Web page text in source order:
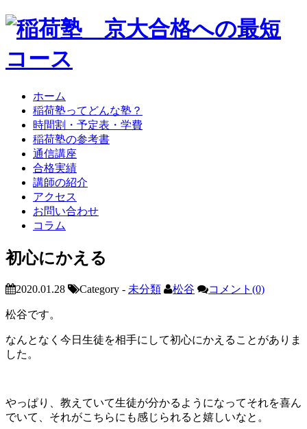
ホーム
稲荷塾ってどんな塾？
時間割・予定表・学費
稲荷塾の参考書
通信講座
合格実績
講師の紹介
アクセス
お問い合わせ
コラム
初心にかえる
2020.01.28 Category - 未分類 松谷 コメント(0)
松谷です。
なんとなく今日生徒を相手にして初心にかえることがありま
した。
やっぱり、教えていて生徒が分かるようになってそれを喜ん
でいて、それがこちらにも感じられると嬉しいなと。